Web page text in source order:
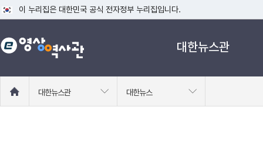
이 누리집은 대한민국 공식 전자정부 누리집입니다.
공식 누리집 주소 확인하기
go.kr 주소를 사용하는 누리집은 대한민국 정부기관이 관리하는 누리집입니
대한뉴스관
로
대한뉴스관 대한뉴스